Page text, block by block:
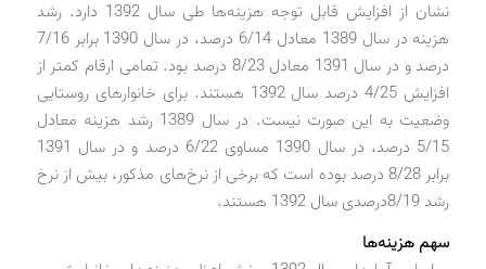
نشان از افزایش قابل توجه هزینه‌ها طی سال 1392 دارد. رشد
هزینه در سال 1389 معادل 6/14 درصد، در سال 1390 برابر 7/16
درصد و در سال 1391 معادل 8/23 درصد بود. تمامی ارقام کمتر از
افزایش 4/25 درصد سال 1392 هستند. برای خانوارهای روستایی
وضعیت به این صورت نیست. در سال 1389 رشد هزینه معادل
5/15 درصد، در سال 1390 مساوی 6/22 درصد و در سال 1391
برابر 8/28 درصد بوده است که برخی از نرخ‌های مذکور، بیش از نرخ
رشد 8/19‌درصدی سال 1392 هستند.
سهم هزینه‌ها